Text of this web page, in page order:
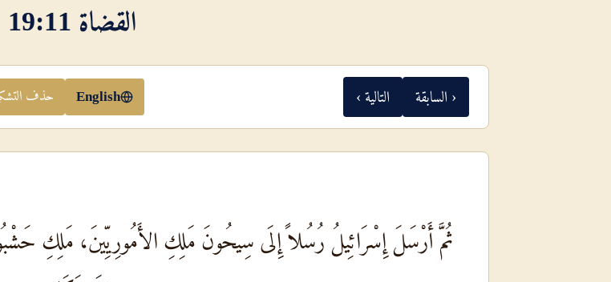
القضاة 11‏:‏19
‹ السابقة التالية › English حذف
ثُمَّ أَرْسَلَ إِسْرَائِيلُ رُسُلاً إِلَى سِيحُونَ مَلِكِ الأَمُورِيِّينَ، مَلِكِ